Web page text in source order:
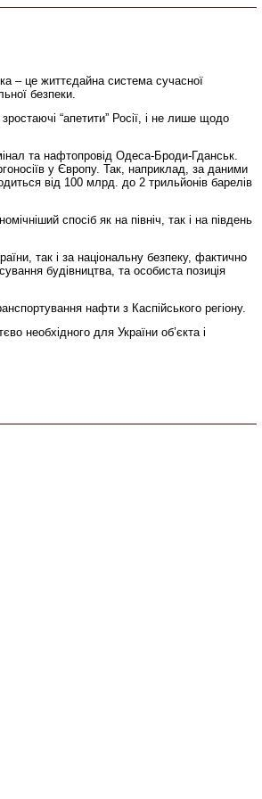
– це життєдайна система сучасної
безпеки.
“апетити” Росії, і не лише щодо
та нафтопровід Одеса-Броди-Гданськ.
у Європу. Так, наприклад, за даними
від 100 млрд. до 2 трильйонів барелів
спосіб як на північ, так і на південь
так і за національну безпеку, фактично
будівництва, та особиста позиція
нафти з Каспійського регіону.
необхідного для України об’єкта і